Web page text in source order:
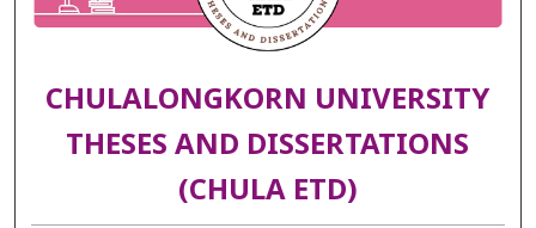
CHULALONGKORN UNIVERSITY
THESES AND DISSERTATIONS
(CHULA ETD)